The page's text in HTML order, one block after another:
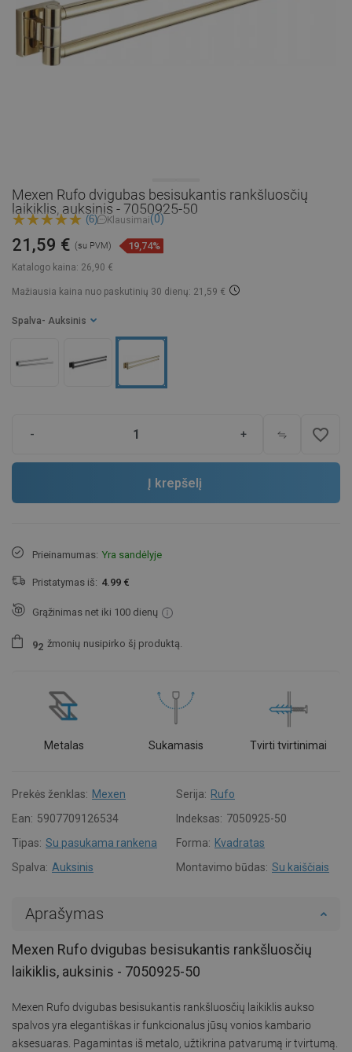
Mexen Rufo dvigubas besisukantis rankšluosčių
laikiklis, auksinis - 7050925-50
(6) Klausimai(0)
Katalogo kaina: 26,90 €
21,59 € (su PVM) 19,74%
Mažiausia kaina nuo paskutinių 30 dienų: 21,59 €
Spalva - Auksinis
- + favorite_border
Į krepšelį
Prieinamumas: Yra sandėlyje
Pristatymas iš: 4.99 €
Grąžinimas net iki 100 dienų
92 žmonių nusipirko šį produktą.
Metalas Sukamasis Tvirti tvirtinimai
Prekės ženklas: Mexen Serija: Rufo
Ean: 5907709126534 Indeksas: 7050925-50
Tipas: Su pasukama rankena Forma: Kvadratas
Spalva: Auksinis Montavimo būdas: Su kaiščiais
Aprašymas
Mexen Rufo dvigubas besisukantis rankšluosčių
laikiklis, auksinis - 7050925-50
Mexen Rufo dvigubas besisukantis rankšluosčių laikiklis aukso
spalvos yra elegantiškas ir funkcionalus jūsų vonios kambario
aksesuaras. Pagamintas iš metalo, užtikrina patvarumą ir tvirtumą.